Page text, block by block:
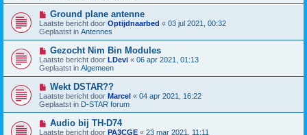
i
c
h
t
w
b
e
r
i
c
h
t
N
i
e
u
w
b
e
r
i
c
h
t
Ground plane antenne
Laatste bericht door Optijdnaarbed « 03 jul 2021, 00:32
Geplaatst in Antennes
N
i
e
u
w
b
e
r
i
c
h
Gezocht Nim Bin Modules
Laatste bericht door LDevi « 06 apr 2021, 01:13
Geplaatst in Algemeen
N
i
e
u
w
b
Wekt DSTAR??
Laatste bericht door Marcel « 04 apr 2021, 16:22
Geplaatst in D-STAR forum
N
i
Audio bij TH-D74
Laatste bericht door PA3CGE « 23 mar 2021, 11:11